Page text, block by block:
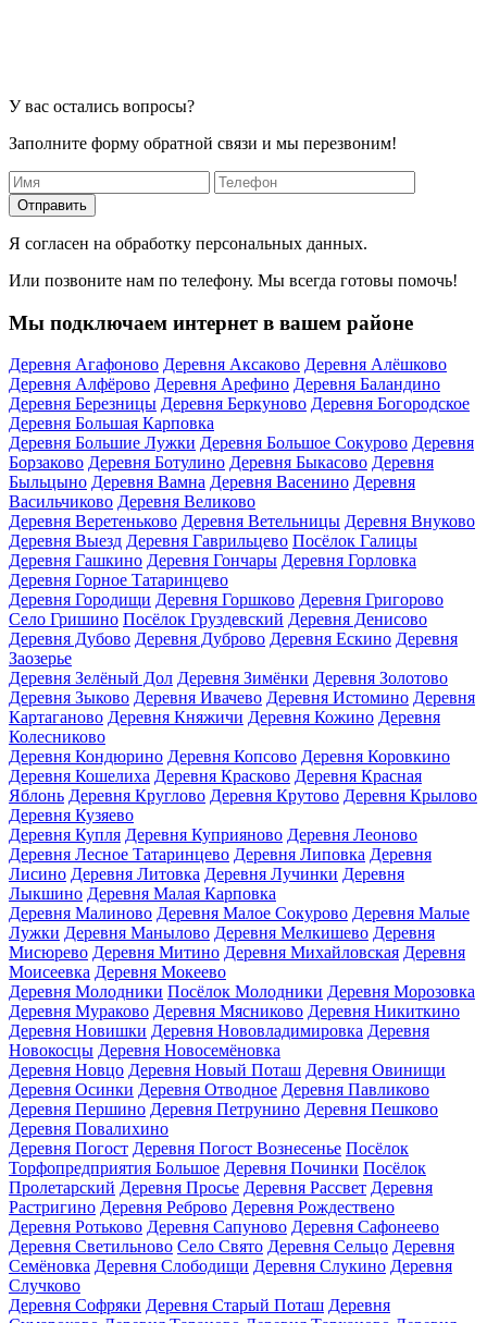
У вас остались вопросы?
Заполните форму обратной связи и мы перезвоним!
Отправить
Я согласен на обработку персональных данных.
Или позвоните нам по телефону. Мы всегда готовы помочь!
Мы подключаем интернет в вашем районе
Деревня Агафоново Деревня Аксаково Деревня Алёшково
Деревня Алфёрово Деревня Арефино Деревня Баландино
Деревня Березницы Деревня Беркуново Деревня Богородское
Деревня Большая Карповка
Деревня Большие Лужки Деревня Большое Сокурово Деревня
Борзаково Деревня Ботулино Деревня Быкасово Деревня
Быльцыно Деревня Вамна Деревня Васенино Деревня
Васильчиково Деревня Великово
Деревня Веретеньково Деревня Ветельницы Деревня Внуково
Деревня Выезд Деревня Гаврильцево Посёлок Галицы
Деревня Гашкино Деревня Гончары Деревня Горловка
Деревня Горное Татаринцево
Деревня Городищи Деревня Горшково Деревня Григорово
Село Гришино Посёлок Груздевский Деревня Денисово
Деревня Дубово Деревня Дуброво Деревня Ескино Деревня
Заозерье
Деревня Зелёный Дол Деревня Зимёнки Деревня Золотово
Деревня Зыково Деревня Ивачево Деревня Истомино Деревня
Картаганово Деревня Княжичи Деревня Кожино Деревня
Колесниково
Деревня Кондюрино Деревня Копсово Деревня Коровкино
Деревня Кошелиха Деревня Красково Деревня Красная
Яблонь Деревня Круглово Деревня Крутово Деревня Крылово
Деревня Кузяево
Деревня Купля Деревня Куприяново Деревня Леоново
Деревня Лесное Татаринцево Деревня Липовка Деревня
Лисино Деревня Литовка Деревня Лучинки Деревня
Лыкшино Деревня Малая Карповка
Деревня Малиново Деревня Малое Сокурово Деревня Малые
Лужки Деревня Манылово Деревня Мелкишево Деревня
Мисюрево Деревня Митино Деревня Михайловская Деревня
Моисеевка Деревня Мокеево
Деревня Молодники Посёлок Молодники Деревня Морозовка
Деревня Мураково Деревня Мясниково Деревня Никиткино
Деревня Новишки Деревня Нововладимировка Деревня
Новокосцы Деревня Новосемёновка
Деревня Новцо Деревня Новый Поташ Деревня Овинищи
Деревня Осинки Деревня Отводное Деревня Павликово
Деревня Першино Деревня Петрунино Деревня Пешково
Деревня Повалихино
Деревня Погост Деревня Погост Вознесенье Посёлок
Торфопредприятия Большое Деревня Починки Посёлок
Пролетарский Деревня Просье Деревня Рассвет Деревня
Растригино Деревня Реброво Деревня Рождествено
Деревня Ротьково Деревня Сапуново Деревня Сафонеево
Деревня Светильново Село Свято Деревня Сельцо Деревня
Семёновка Деревня Слободищи Деревня Слукино Деревня
Случково
Деревня Софряки Деревня Старый Поташ Деревня